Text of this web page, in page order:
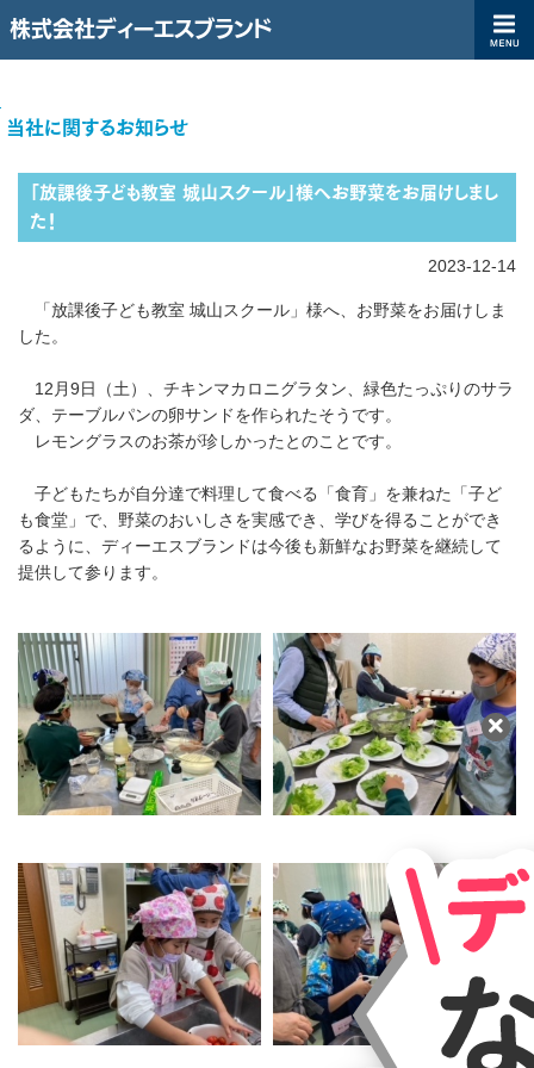
株式会社ディーエスブランド
TOP
当社に関するお知らせ
「放課後子ども教室 城山スクール」様へお野菜をお届けしまし
た！
2023-12-14
「放課後子ども教室 城山スクール」様へ、お野菜をお届けしま
した。
12月9日（土）、チキンマカロニグラタン、緑色たっぷりのサラ
ダ、テーブルパンの卵サンドを作られたそうです。
レモングラスのお茶が珍しかったとのことです。
子どもたちが自分達で料理して食べる「食育」を兼ねた「子ど
も食堂」で、野菜のおいしさを実感でき、学びを得ることができ
るように、ディーエスブランドは今後も新鮮なお野菜を継続して
提供して参ります。